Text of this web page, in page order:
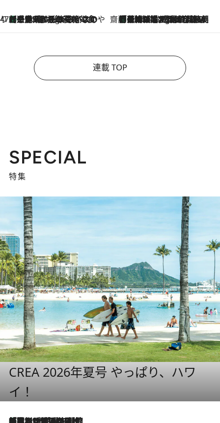
47都道府県の手みやげ ひんやりスイーツで夏を満喫
9 Hours Ago
【三重県】この夏絶対食べたい 冷やしておいしいおやつ3選 お餅×アイスの新感覚スイーツ 齋藤 薫 美容脳ルネサンス
9 Hours Ago
「荷物が増えるほど旅ストレスは増す」美容ジャーナリストがたどり着いた最終結論。“化粧品を劇的に減らす”感動の凝縮美容とは
連載 TOP
SPECIAL
特集
CREA 2026年夏号 やっぱり、ハワ
イ！